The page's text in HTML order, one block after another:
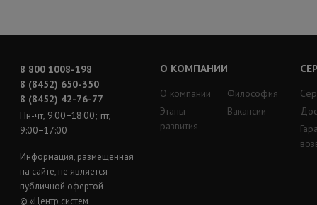
8 800 1008-198
8 (8452) 650-350
8 (8452) 42-76-77
Пн-чт, 9:00−18:00; пт,
9:00−17:00
Информация, размещенная
на сайте, не является
публичной офертой
© «Центр систем
О КОМПАНИИ
О компании
Этапы
развития
Философия
Вакансии